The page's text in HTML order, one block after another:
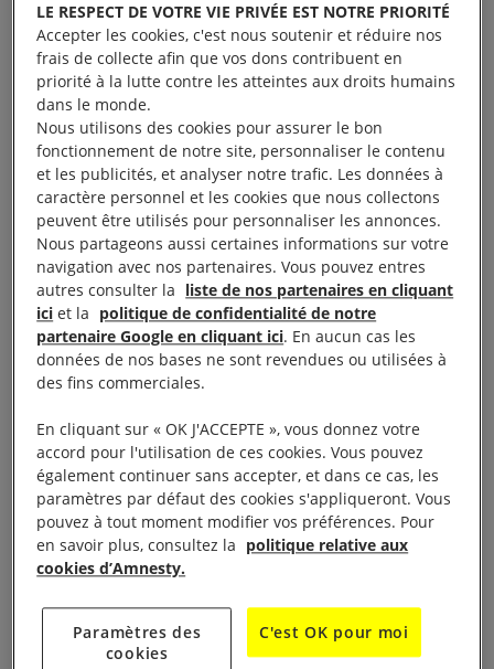
transgenres ou intersexuées (LGBTI).
Le 29 octobre, Paul Makonda, commissaire de la
région de Dar es Salaam a annoncé qu’il était prévu
de créer une équipe spéciale inter-institutions
composée de membres de l’Autorité de
réglementation des communications de Tanzanie,
de policiers et de professionnels des médias, qui
sera chargée d’identifier et d’arrêter les personnes
LGBTI dans le pays. L’équipe spéciale devrait
commencer ses activités la semaine du 5 novembre
2018. Il a déjà été demandé à la population de «
dénoncer »les personnes LGBTI
Une longue série de
violations
La Constitution et le droit hérités de la période
coloniale interdisent les relations consenties entre
LE RESPECT DE VOTRE VIE PRIVÉE EST NOTRE PRIORITÉ
Accepter les cookies, c'est nous soutenir et réduire nos
frais de collecte afin que vos dons contribuent en
priorité à la lutte contre les atteintes aux droits humains
dans le monde.
Nous utilisons des cookies pour assurer le bon
fonctionnement de notre site, personnaliser le contenu
et les publicités, et analyser notre trafic. Les données à
caractère personnel et les cookies que nous collectons
peuvent être utilisés pour personnaliser les annonces.
Nous partageons aussi certaines informations sur votre
navigation avec nos partenaires. Vous pouvez entres
autres consulter la liste de nos partenaires en cliquant
ici et la politique de confidentialité de notre
partenaire Google en cliquant ici. En aucun cas les
données de nos bases ne sont revendues ou utilisées à
des fins commerciales.
En cliquant sur « OK J'ACCEPTE », vous donnez votre
accord pour l'utilisation de ces cookies. Vous pouvez
également continuer sans accepter, et dans ce cas, les
paramètres par défaut des cookies s'appliqueront. Vous
pouvez à tout moment modifier vos préférences. Pour
en savoir plus, consultez la politique relative aux
cookies d’Amnesty.
Paramètres des
cookies
C'est OK pour moi